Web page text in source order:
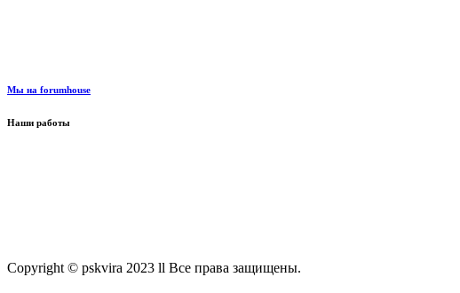
Мы на forumhouse
Наши работы
Copyright © pskvira 2023 ll Все права защищены.